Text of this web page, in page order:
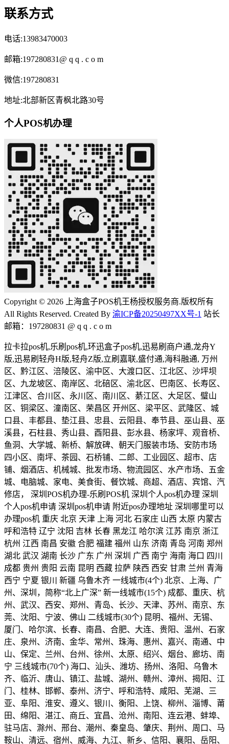
联系方式
电话:13983470003
邮箱:197280831@ q q . c o m
微信:197280831
地址:北部新区青枫北路30号
个人POS机办理
Copyright © 2026 上海盒子POS机王杨授权服务商.版权所有
All Rights Reserved. Created By 渝ICP备20250497XX号-1 站长
邮箱：197280831 @ q q . c o m
拉卡拉pos机,乐刷pos机,环迅盒子pos机,迅易刷商户通,龙舟Y
版,迅易刷轻舟H版,轻舟Z版,立刷嘉联,盛付通,海科融通, 万州
区、黔江区、涪陵区、渝中区、大渡口区、江北区、沙坪坝
区、九龙坡区、南岸区、北碚区、渝北区、巴南区、长寿区、
江津区、合川区、永川区、南川区、綦江区、大足区、璧山
区、铜梁区、潼南区、荣昌区 开州区、梁平区、武隆区、城
口县、丰都县、垫江县、忠县、云阳县、奉节县、巫山县、巫
溪县，石柱县、秀山县、酉阳县、彭水县、杨家坪、观音桥、
鱼洞、大学城、新桥、解放碑、朝天门服装市场、安防市场
四小区、南坪、茶园、石桥铺、二郎、工业园区、超市、店
铺、烟酒店、机械城、批发市场、物流园区、水产市场、五金
城、电脑城、家电、美食街、餐饮城、商超、酒店、宾馆、汽
修店， 深圳POS机办理-乐刷POS机 深圳个人pos机办理 深圳
个人pos机申请 深圳pos机申请 附近pos办理地址 深圳哪里可以
办理pos机 重庆 北京 天津 上海 河北 石家庄 山西 太原 内蒙古
呼和浩特 辽宁 沈阳 吉林 长春 黑龙江 哈尔滨 江苏 南京 浙江
杭州 江西 南昌 安徽 合肥 福建 福州 山东 济南 青岛 河南 郑州
湖北 武汉 湖南 长沙 广东 广州 深圳 广西 南宁 海南 海口 四川
成都 贵州 贵阳 云南 昆明 西藏 拉萨 陕西 西安 甘肃 兰州 青海
西宁 宁夏 银川 新疆 乌鲁木齐 一线城市(4个) 北京、上海、广
州、深圳，简称“北上广深” 新一线城市(15个) 成都、重庆、杭
州、武汉、西安、郑州、青岛、长沙、天津、苏州、南京、东
莞、沈阳、宁波、佛山 二线城市(30个) 昆明、福州、无锡、
厦门、哈尔滨、长春、南昌、合肥、大连、贵阳、温州、石家
庄、泉州、济南、金华、常州、珠海、惠州、嘉兴、南通、中
山、保定、兰州、台州、徐州、太原、绍兴、烟台、廊坊、南
宁 三线城市(70个) 海口、汕头、潍坊、扬州、洛阳、乌鲁木
齐、临沂、唐山、镇江、盐城、湖州、赣州、漳州、揭阳、江
门、桂林、邯郸、泰州、济宁、呼和浩特、咸阳、芜湖、三
亚、阜阳、淮安、遵义、银川、衡阳、上饶、柳州、淄博、莆
田、绵阳、湛江、商丘、宜昌、沧州、南阳、连云港、蚌埠、
驻马店、滁州、邢台、潮州、秦皇岛、肇庆、荆州、周口、马
鞍山、清远、宿州、威海、九江、新乡、信阳、襄阳、岳阳、